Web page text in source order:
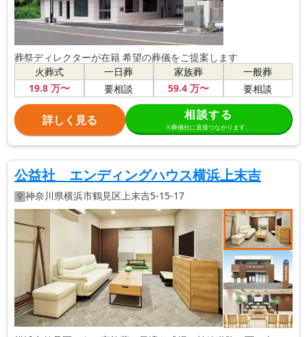
葬祭ディレクターが在籍 希望の葬儀をご提案します
火葬式
19.8万〜
一日葬
要相談
家族葬
59.4万〜
一般葬
要相談
詳しく見る 相談する
※葬儀社に直接つながります。
公益社 エンディングハウス横浜上末吉
神奈川県横浜市鶴見区上末吉5-15-17